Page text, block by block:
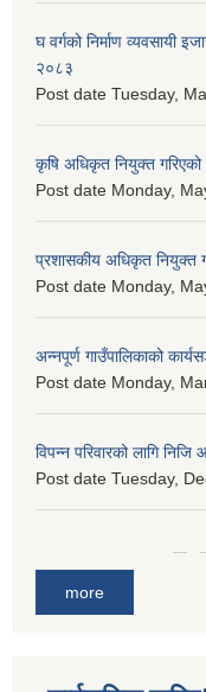
घ वर्गको निर्माण व्यवसायी
२०८३
Post date Tuesday,
कृषि अधिकृत नियुक्त
Post date Monday,
प्रशासकीय अधिकृत नियुक्त
Post date Monday,
अन्नपूर्ण गाउँपालिकाको
Post date Monday,
विपन्न परिवारको लागि
Post date Tuesday,
more